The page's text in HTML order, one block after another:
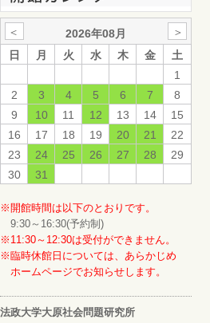
＜ 2026年08月
＞
日
月 火 水 木 金
土
1
2
3 4 5 6 7
8
9
10 11 12 13 14
15
16
17 18 19 20 21
22
23
24 25 26 27 28
29
30
31
※開館時間は以下のとおりです。
9:30～16:30(予約制)
※11:30～12:30は受付ができません。
※臨時休館日については、あらかじめ
ホームページでお知らせします。
法政大学大原社会問題研究所